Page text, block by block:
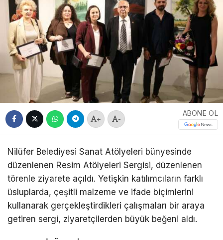
+ -
ABONE OL
Nilüfer Belediyesi Sanat Atölyeleri bünyesinde
düzenlenen Resim Atölyeleri Sergisi, düzenlenen
törenle ziyarete açıldı. Yetişkin katılımcıların farklı
üsluplarda, çeşitli malzeme ve ifade biçimlerini
kullanarak gerçekleştirdikleri çalışmaları bir araya
getiren sergi, ziyaretçilerden büyük beğeni aldı.